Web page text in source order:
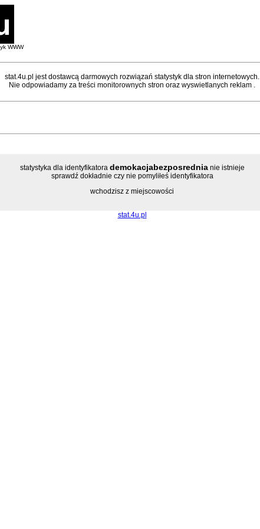
WWW
stat.4u.pl jest dostawcą darmowych rozwiązań statystyk dla stron internetowych.
Nie odpowiadamy za treści monitorownych stron oraz wyswietlanych reklam .
statystyka dla identyfikatora demokacjabezposrednianie istnieje
sprawdź dokładnie czy nie pomyliłeś identyfikatora
wchodzisz z miejscowości
stat.4u.pl